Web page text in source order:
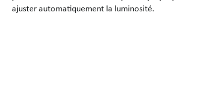
ajuster automatiquement la luminosité.